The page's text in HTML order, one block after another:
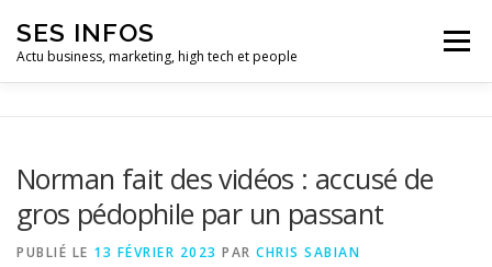
contenu
SES INFOS
Actu business, marketing, high tech et people
Menu
HIGH TECH ET INFORMATIQUE INFLUENCEURS
Norman fait des vidéos : accusé de
gros pédophile par un passant
PUBLIÉ LE 13 FÉVRIER 2023 PAR CHRIS SABIAN